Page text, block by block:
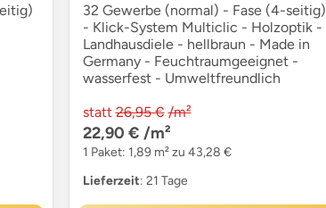
32 Gewerbe (normal) - Fase (4-seitig)
- Klick-System Multiclic - Holzoptik -
Landhausdiele - hellbraun - Made in
Germany - Feuchtraumgeeignet -
wasserfest - Umweltfreundlich
statt 26,95 € /m²
22,90 € /m²
1 Paket: 1,89 m² zu 43,28 €
Lieferzeit: 21 Tage